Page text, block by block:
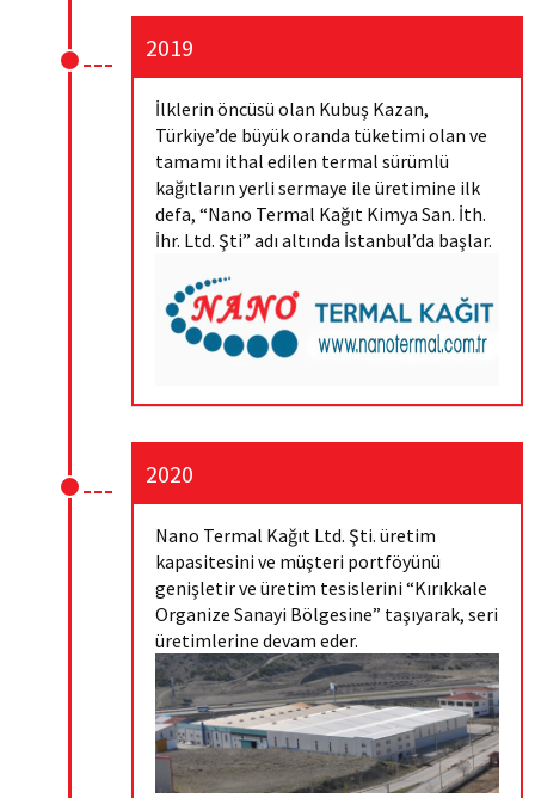
2019
İlklerin öncüsü olan Kubuş Kazan,
Türkiye’de büyük oranda tüketimi olan ve
tamamı ithal edilen termal sürümlü
kağıtların yerli sermaye ile üretimine ilk
defa, “Nano Termal Kağıt Kimya San. İth.
İhr. Ltd. Şti” adı altında İstanbul’da başlar.
2020
Nano Termal Kağıt Ltd. Şti. üretim
kapasitesini ve müşteri portföyünü
genişletir ve üretim tesislerini “Kırıkkale
Organize Sanayi Bölgesine” taşıyarak, seri
üretimlerine devam eder.